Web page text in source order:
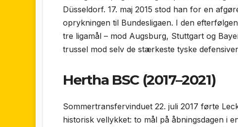
Düsseldorf. 17. maj 2015 stod han for en
oprykningen til Bundesligaen. I den
tre ligamål – mod Augsburg, Stuttgart og
trussel mod selv de stærkeste tyske
Hertha BSC (2017–2021)
Sommer­transfervinduet 22. juli 2017 førte
historisk vellykket: to mål på åbnings­dagen i